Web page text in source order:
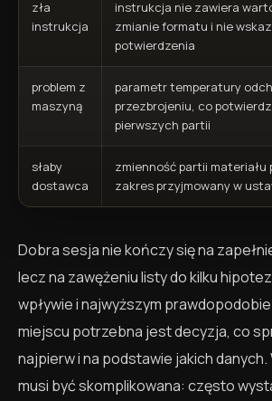
zła
instrukcja
instrukcja nie zawiera
zmianie formatu i nie
potwierdzenia
problem z
maszyną
parametr temperatury
przezbrojeniu, co
pierwszych partii
słaby
dostawca
zmienność partii materiału
zakres przyjmowany w
Dobra sesja nie kończy się na
lecz na zawężeniu listy do kilku
wpływie i najwyższym
miejscu potrzebna jest decyzja, co
najpierw i na podstawie jakich
musi być skomplikowana: często